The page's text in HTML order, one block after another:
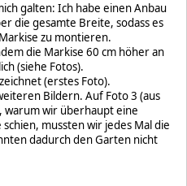
galten: Ich habe einen Anbau
die gesamte Breite, sodass es
zu montieren.
die Markise 60 cm höher an
(siehe Fotos).
(erstes Foto).
Bildern. Auf Foto 3 (aus
warum wir überhaupt eine
mussten wir jedes Mal die
dadurch den Garten nicht